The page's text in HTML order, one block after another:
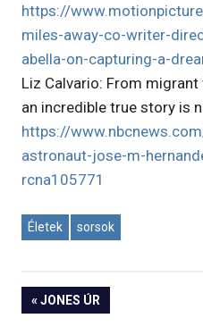
https://
miles-away-co-writer-
abella-on-capturing-a-
Liz Calvario: From
an incredible true story is
https://
astronaut-jose-m-
rcna105771
Életek sorsok
Bejegyzés
« JONES ÚR